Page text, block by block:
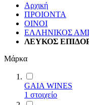
Αρχική
ΠΡΟΙΟΝΤΑ
ΟΙΝΟΙ
ΕΛΛΗΝΙΚΟΣ
ΛΕΥΚΟΣ
Μάρκα
GAIA WINES
1 στοιχείο